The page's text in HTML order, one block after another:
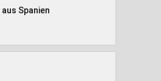
aus Spanien